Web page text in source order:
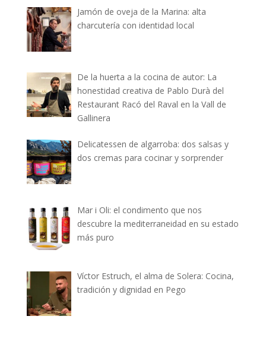
Jamón de oveja de la Marina: alta
charcutería con identidad local
De la huerta a la cocina de autor: La
honestidad creativa de Pablo Durà del
Restaurant Racó del Raval en la Vall de
Gallinera
Delicatessen de algarroba: dos salsas y
dos cremas para cocinar y sorprender
Mar i Oli: el condimento que nos
descubre la mediterraneidad en su estado
más puro
Víctor Estruch, el alma de Solera: Cocina,
tradición y dignidad en Pego